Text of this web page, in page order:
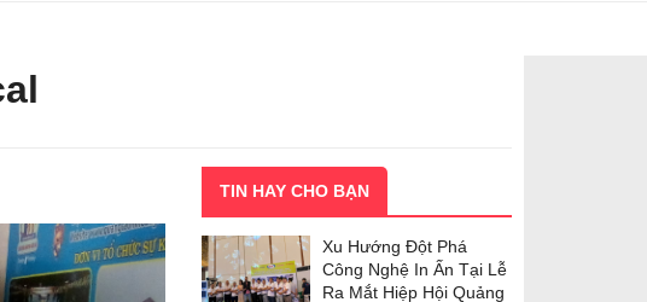
TIN HAY CHO BẠN
Xu Hướng Đột Phá
Công Nghệ In Ấn Tại Lễ
Ra Mắt Hiệp Hội Quảng